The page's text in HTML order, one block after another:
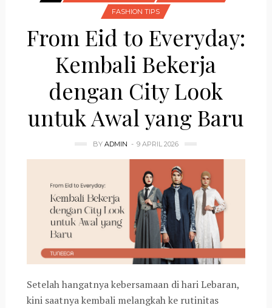
FASHION TIPS
From Eid to Everyday:
Kembali Bekerja
dengan City Look
untuk Awal yang Baru
BYADMIN 9 APRIL 2026
Setelah hangatnya kebersamaan di hari Lebaran,
kini saatnya kembali melangkah ke rutinitas